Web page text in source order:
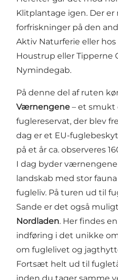
Klitplantage igen. Der
forfriskninger på den
Aktiv Naturferie eller
Houstrup eller Tipperne
Nymindegab.
På denne del af ruten
Værnengene – et smukt
fuglereservat, der blev
dag er et EU-
på et år ca. observeres
I dag byder
landskab med stor
fugleliv. På turen ud til
Sande er det også
Nordladen. Her findes
indføring i det unikke
om fuglelivet og
Fortsæt helt ud til